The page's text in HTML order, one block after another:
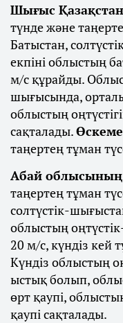
Шығыс
түнде және
Батыстан,
екпіні облыстың
м/с құрайды.
шығысында,
облыстың
сақталады.
таңертең тұман
Абай облысының
таңертең тұман
солтүстік-
облыстың
20 м/с, күндіз кей
Күндіз облыстың
ыстық болып,
өрт қаупі,
қаупі сақталады.